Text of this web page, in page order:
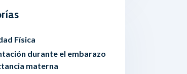
Física
durante el embarazo
materna